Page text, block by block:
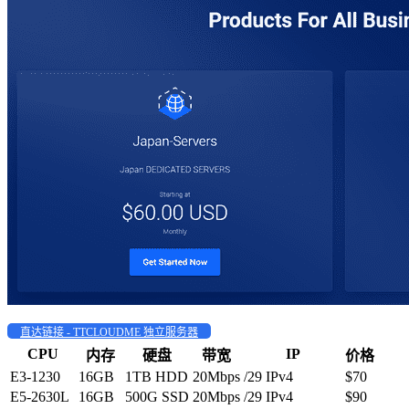
直达链接 - TTCLOUDME 独立服务器
CPU 内存 硬盘 带宽 IP
价格
E3-1230
16GB 1TB HDD 20Mbps /29 IPv4
$70
E5-2630L
16GB 500G SSD 20Mbps /29 IPv4
$90